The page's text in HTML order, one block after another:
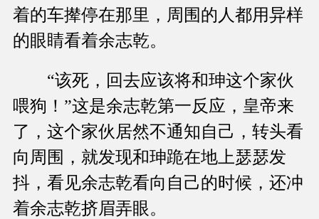
着的车撵停在那里，周围的人都用异样
的眼睛看着余志乾。
“该死，回去应该将和珅这个家伙
喂狗！”这是余志乾第一反应，皇帝来
了，这个家伙居然不通知自己，转头看
向周围，就发现和珅跪在地上瑟瑟发
抖，看见余志乾看向自己的时候，还冲
着余志乾挤眉弄眼。